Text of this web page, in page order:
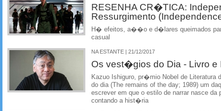
RESENHA CR�TICA:
Ressurgimento
H� efeitos, a��o e d�lares queimados
casual
NA ESTANTE | 21/12/2017
Os vest�gios do Dia - Livro e
Kazuo Ishiguro, pr�mio Nobel de
do dia (The remains of the day; 1989) um
escrever em que o estilo de narrar nasce
contando a hist�ria